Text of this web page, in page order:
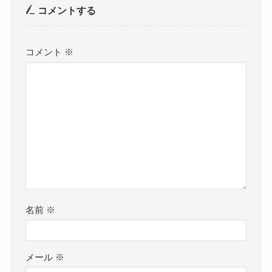
コメントする
コメント ※
名前 ※
メール ※